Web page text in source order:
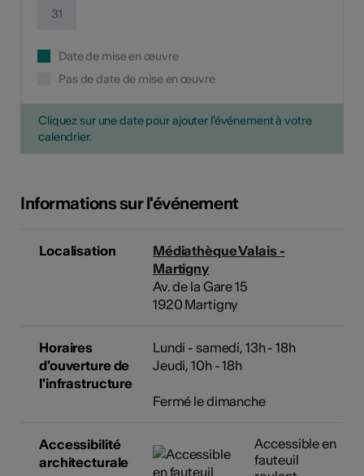
31
Date de mise en œuvre
Pas de date de mise en œuvre
Cliquez sur une date pour ajouter l'événement à votre
calendrier.
Informations sur l'événement
Localisation
Médiathèque Valais -
Martigny
Av. de la Gare 15
1920 Martigny
Horaires
d'ouverture de
l'infrastructure
Lundi - samedi, 13h - 18h
Jeudi, 10h - 18h
Fermé le dimanche
Accessibilité
architecturale
Accessible en
fauteuil